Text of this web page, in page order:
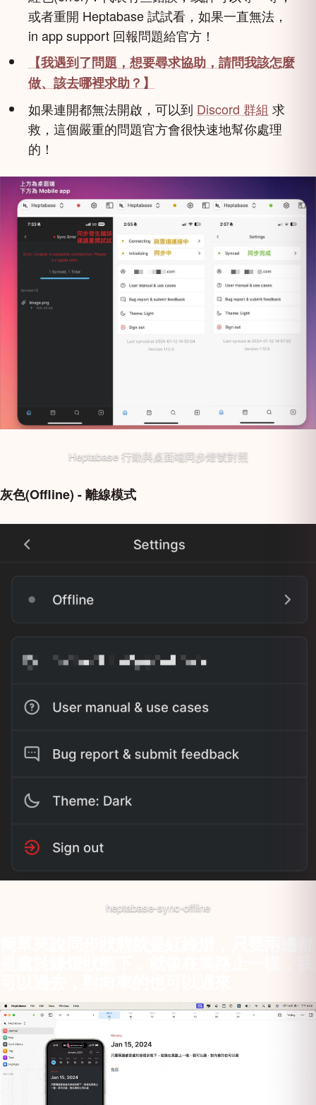
或者重開 Heptabase 試試看，如果一直無法，
in app support 回報問題給官方！
【我遇到了問題，想要尋求協助，請問我該怎麼
做、該去哪裡求助？】
如果連開都無法開啟，可以到 Discord 群組 求
救，這個嚴重的問題官方會很快速地幫你處理
的！
Heptabase 行動與桌面端同步燈號對照
灰色(Offline) - 離線模式
heptabase-sync-offline